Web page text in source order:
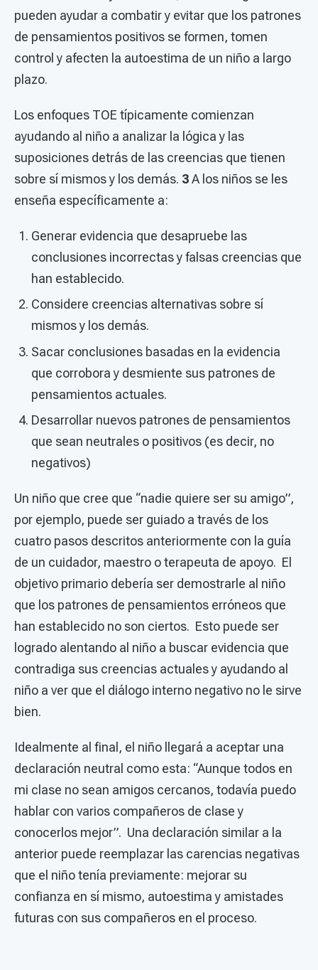
pueden ayudar a combatir y evitar que los patrones
de pensamientos positivos se formen, tomen
control y afecten la autoestima de un niño a largo
plazo.
Los enfoques TOE típicamente comienzan
ayudando al niño a analizar la lógica y las
suposiciones detrás de las creencias que tienen
sobre sí mismos y los demás. 3A los niños se les
enseña específicamente a:
Generar evidencia que desapruebe las
conclusiones incorrectas y falsas creencias que
han establecido.
Considere creencias alternativas sobre sí
mismos y los demás.
Sacar conclusiones basadas en la evidencia
que corrobora y desmiente sus patrones de
pensamientos actuales.
Desarrollar nuevos patrones de pensamientos
que sean neutrales o positivos (es decir, no
negativos)
Un niño que cree que “nadie quiere ser su amigo”,
por ejemplo, puede ser guiado a través de los
cuatro pasos descritos anteriormente con la guía
de un cuidador, maestro o terapeuta de apoyo. El
objetivo primario debería ser demostrarle al niño
que los patrones de pensamientos erróneos que
han establecido no son ciertos. Esto puede ser
logrado alentando al niño a buscar evidencia que
contradiga sus creencias actuales y ayudando al
niño a ver que el diálogo interno negativo no le sirve
bien.
Idealmente al final, el niño llegará a aceptar una
declaración neutral como esta: “Aunque todos en
mi clase no sean amigos cercanos, todavía puedo
hablar con varios compañeros de clase y
conocerlos mejor”. Una declaración similar a la
anterior puede reemplazar las carencias negativas
que el niño tenía previamente: mejorar su
confianza en sí mismo, autoestima y amistades
futuras con sus compañeros en el proceso.